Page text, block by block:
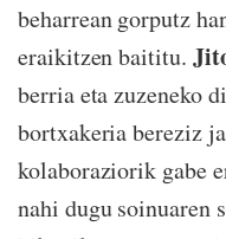
beharrean gorputz
eraikitzen baititu.
berria eta zuzeneko
bortxakeria bereziz
kolaboraziorik gabe
nahi dugu soinuaren